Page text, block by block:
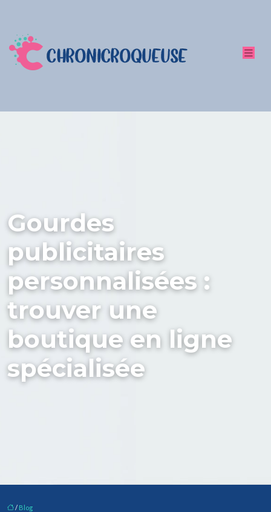
Gourdes
publicitaires
personnalisées :
trouver une
boutique en ligne
spécialisée
/ Blog